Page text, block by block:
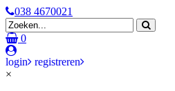
038 4670021
0
login
registreren
×